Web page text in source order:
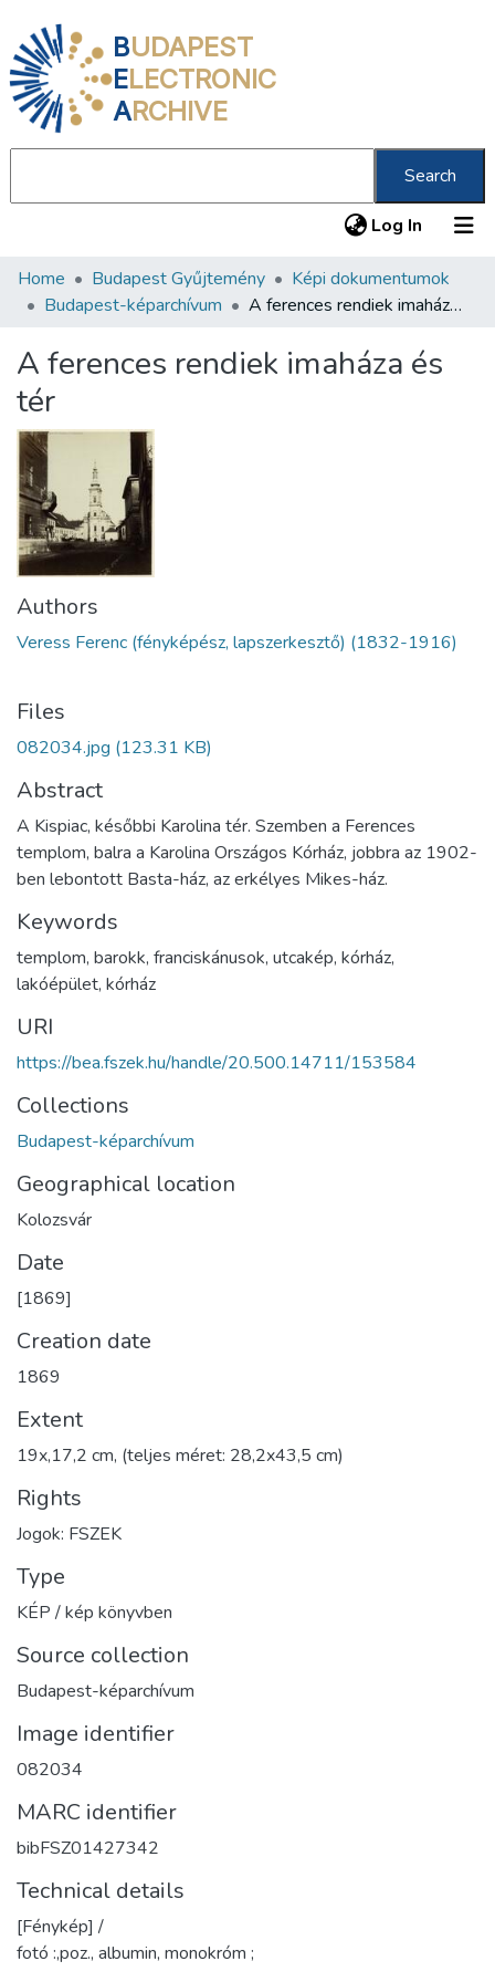
BUDAPEST
ELECTRONIC
ARCHIVE
Search
Log In (current)
Communities & Collections
Statistics
About us
Home Budapest Gyűjtemény
Képi dokumentumok
Budapest-képarchívum
A ferences rendiek imaháza és tér
A ferences rendiek imaháza és
tér
Authors
Veress Ferenc (fényképész, lapszerkesztő) (1832-1916)
Files
082034.jpg (123.31 KB)
Abstract
A Kispiac, későbbi Karolina tér. Szemben a Ferences
templom, balra a Karolina Országos Kórház, jobbra az 1902-
ben lebontott Basta-ház, az erkélyes Mikes-ház.
Keywords
templom, barokk, franciskánusok, utcakép, kórház,
lakóépület, kórház
URI
https://bea.fszek.hu/handle/20.500.14711/153584
Collections
Budapest-képarchívum
Geographical location
Kolozsvár
Date
[1869]
Creation date
1869
Extent
19x,17,2 cm, (teljes méret: 28,2x43,5 cm)
Rights
Jogok: FSZEK
Type
KÉP / kép könyvben
Source collection
Budapest-képarchívum
Image identifier
082034
MARC identifier
bibFSZ01427342
Technical details
[Fénykép] /
fotó :,poz., albumin, monokróm ;